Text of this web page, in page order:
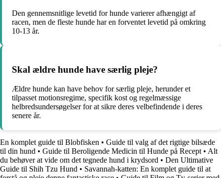
Den gennemsnitlige levetid for hunde varierer afhængigt af
racen, men de fleste hunde har en forventet levetid på omkring
10-13 år.
Skal ældre hunde have særlig pleje?
Ældre hunde kan have behov for særlig pleje, herunder et
tilpasset motionsregime, specifik kost og regelmæssige
helbredsundersøgelser for at sikre deres velbefindende i deres
senere år.
En komplet guide til Blobfisken • Guide til valg af det rigtige bilsæde
til din hund • Guide til Beroligende Medicin til Hunde på Recept • Alt
du behøver at vide om det tegnede hund i krydsord • Den Ultimative
Guide til Shih Tzu Hund • Savannah-katten: En komplet guide til at